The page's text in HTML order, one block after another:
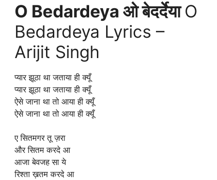
O Bedardeya ओ बेदर्देयाO
Bedardeya Lyrics –
Arijit Singh
प्यार झूठा था जताया ही क्यूँ
प्यार झूठा था जताया ही क्यूँ
ऐसे जाना था तो आया ही क्यूँ
ऐसे जाना था तो आया ही क्यूँ
ए सितमगर तू ज़रा
और सितम करदे आ
आजा बेवजह सा ये
रिश्ता ख़तम करदे आ